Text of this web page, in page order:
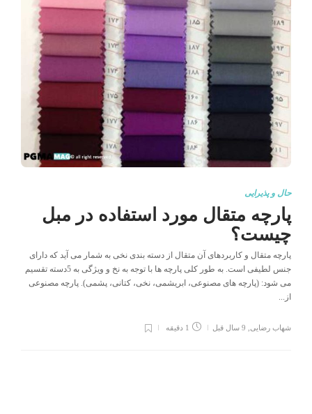
حال و پذیرایی
پارچه متقال مورد استفاده در مبل
چیست؟
پارچه متقال و کاربردهای آن متقال از دسته بندی نخی به شمار می آید که دارای
جنس لطیفی است. به طور کلی پارچه ها با توجه به نخ و ویژگی به 5دسته تقسیم
می شود: (پارچه های مصنوعی، ابریشمی، نخی، کتانی، پشمی). پارچه مصنوعی
از...
شهاب رضایی 9 سال قبل 1 دقیقه